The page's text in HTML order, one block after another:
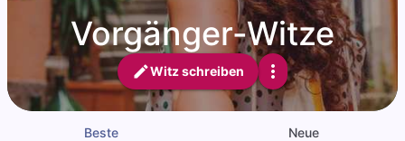
Vorgänger-Witze
Witz schreiben
Beste Neue